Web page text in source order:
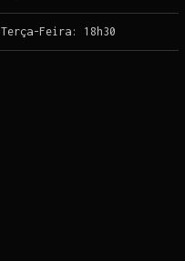
Terça-Feira: 18h30